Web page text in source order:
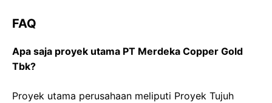
FAQ
Apa saja proyek utama PT Merdeka Copper Gold
Tbk?
Proyek utama perusahaan meliputi Proyek Tujuh